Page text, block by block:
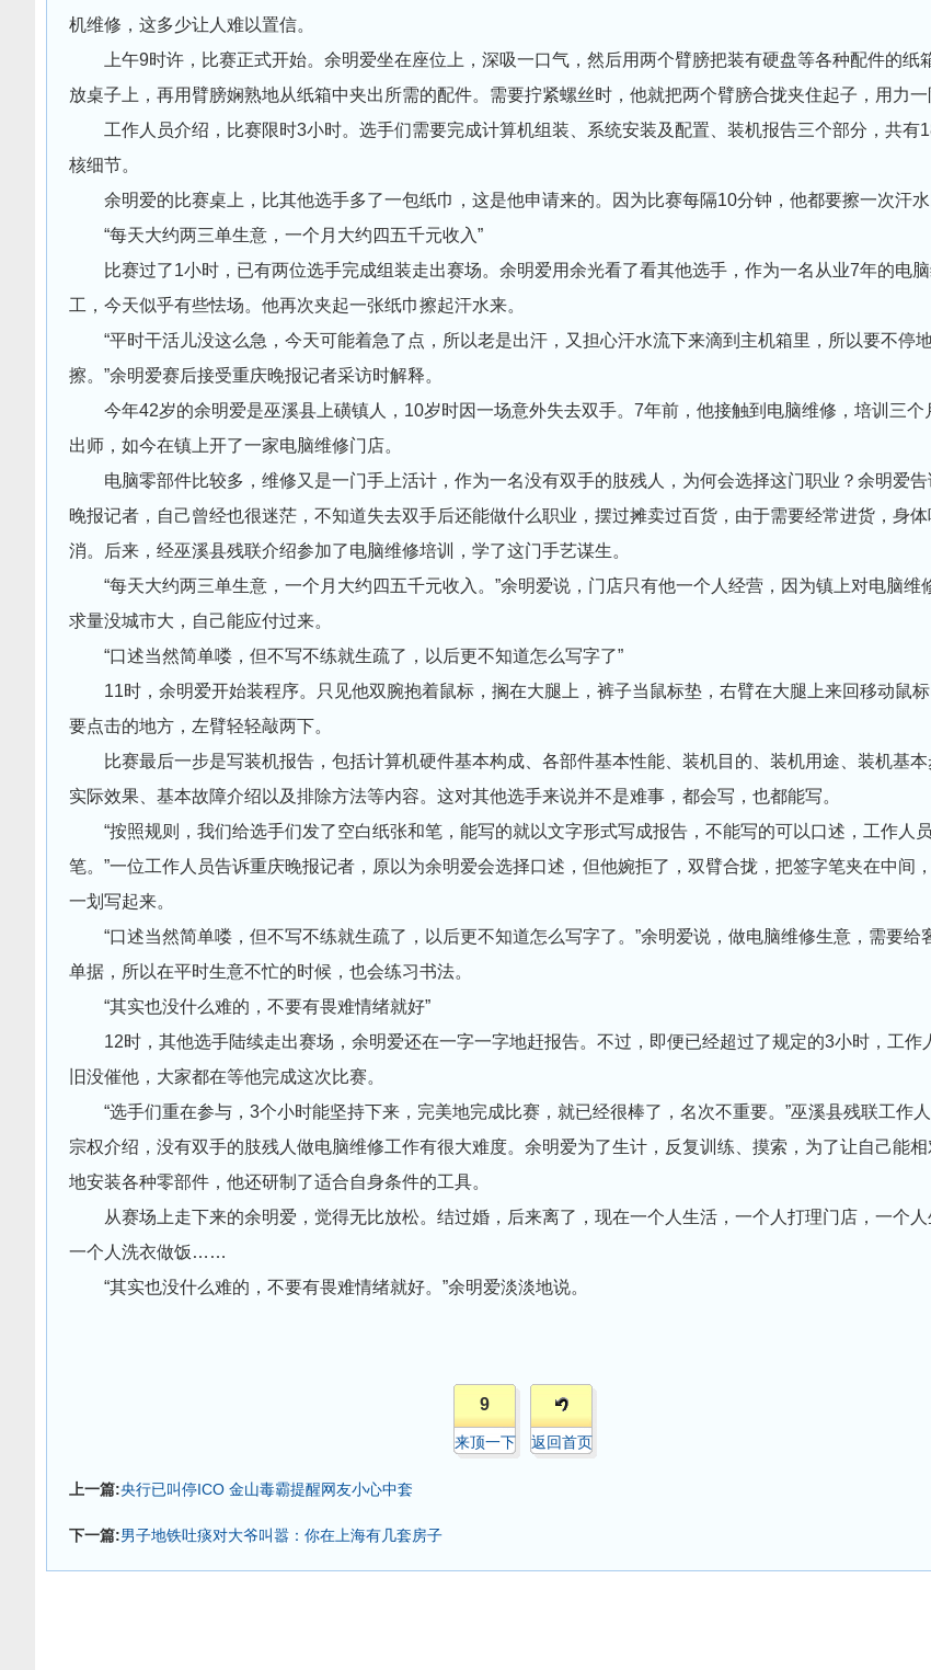
机维修，这多少让人难以置信。
上午9时许，比赛正式开始。余明爱坐在座位上，深吸一口气，然后用两个臂膀把装有硬盘等各种配件的纸
放桌子上，再用臂膀娴熟地从纸箱中夹出所需的配件。需要拧紧螺丝时，他就把两个臂膀合拢夹住起子，用力一
工作人员介绍，比赛限时3小时。选手们需要完成计算机组装、系统安装及配置、装机报告三个部分，共有
核细节。
余明爱的比赛桌上，比其他选手多了一包纸巾，这是他申请来的。因为比赛每隔10分钟，他都要擦一次汗水
“每天大约两三单生意，一个月大约四五千元收入”
比赛过了1小时，已有两位选手完成组装走出赛场。余明爱用余光看了看其他选手，作为一名从业7年的电
工，今天似乎有些怯场。他再次夹起一张纸巾擦起汗水来。
“平时干活儿没这么急，今天可能着急了点，所以老是出汗，又担心汗水流下来滴到主机箱里，所以要不停
擦。”余明爱赛后接受重庆晚报记者采访时解释。
今年42岁的余明爱是巫溪县上磺镇人，10岁时因一场意外失去双手。7年前，他接触到电脑维修，培训三个
出师，如今在镇上开了一家电脑维修门店。
电脑零部件比较多，维修又是一门手上活计，作为一名没有双手的肢残人，为何会选择这门职业？余明爱告
晚报记者，自己曾经也很迷茫，不知道失去双手后还能做什么职业，摆过摊卖过百货，由于需要经常进货，身体
消。后来，经巫溪县残联介绍参加了电脑维修培训，学了这门手艺谋生。
“每天大约两三单生意，一个月大约四五千元收入。”余明爱说，门店只有他一个人经营，因为镇上对电脑维
求量没城市大，自己能应付过来。
“口述当然简单喽，但不写不练就生疏了，以后更不知道怎么写字了”
11时，余明爱开始装程序。只见他双腕抱着鼠标，搁在大腿上，裤子当鼠标垫，右臂在大腿上来回移动鼠
要点击的地方，左臂轻轻敲两下。
比赛最后一步是写装机报告，包括计算机硬件基本构成、各部件基本性能、装机目的、装机用途、装机基本
实际效果、基本故障介绍以及排除方法等内容。这对其他选手来说并不是难事，都会写，也都能写。
“按照规则，我们给选手们发了空白纸张和笔，能写的就以文字形式写成报告，不能写的可以口述，工作人
笔。”一位工作人员告诉重庆晚报记者，原以为余明爱会选择口述，但他婉拒了，双臂合拢，把签字笔夹在中间
一划写起来。
“口述当然简单喽，但不写不练就生疏了，以后更不知道怎么写字了。”余明爱说，做电脑维修生意，需要给
单据，所以在平时生意不忙的时候，也会练习书法。
“其实也没什么难的，不要有畏难情绪就好”
12时，其他选手陆续走出赛场，余明爱还在一字一字地赶报告。不过，即便已经超过了规定的3小时，工作
旧没催他，大家都在等他完成这次比赛。
“选手们重在参与，3个小时能坚持下来，完美地完成比赛，就已经很棒了，名次不重要。”巫溪县残联工作
宗权介绍，没有双手的肢残人做电脑维修工作有很大难度。余明爱为了生计，反复训练、摸索，为了让自己能
地安装各种零部件，他还研制了适合自身条件的工具。
从赛场上走下来的余明爱，觉得无比放松。结过婚，后来离了，现在一个人生活，一个人打理门店，一个人
一个人洗衣做饭……
“其实也没什么难的，不要有畏难情绪就好。”余明爱淡淡地说。
9
来顶一下 返回首页
上一篇:央行已叫停ICO 金山毒霸提醒网友小心中套
下一篇:男子地铁吐痰对大爷叫嚣：你在上海有几套房子